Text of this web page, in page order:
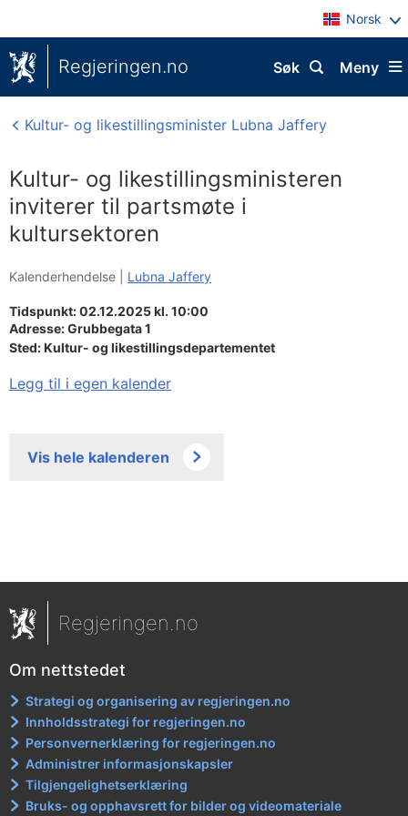
Norsk
Regjeringen.no Meny
Søk
Kultur- og likestillingsminister Lubna Jaffery
Kultur- og likestillingsministeren
inviterer til partsmøte i
kultursektoren
Kalenderhendelse | Lubna Jaffery
Tidspunkt: 02.12.2025 kl. 10:00
Adresse:Grubbegata 1
Sted:Kultur- og likestillingsdepartementet
Legg til i egen kalender
Vis hele kalenderen
Regjeringen.no
Om nettstedet
Strategi og organisering av regjeringen.no
Innholdsstrategi for regjeringen.no
Personvernerklæring for regjeringen.no
Administrer informasjonskapsler
Tilgjengelighetserklæring
Bruks- og opphavsrett for bilder og videomateriale